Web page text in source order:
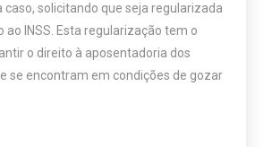
caso, solicitando que seja regularizada
ao INSS. Esta regularização tem o
o direito à aposentadoria dos
se encontram em condições de gozar